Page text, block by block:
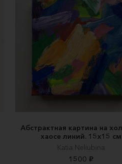
Абстрактная картина на
хаосе линий. 15х15 см
Katia Neliubina
1500 ₽